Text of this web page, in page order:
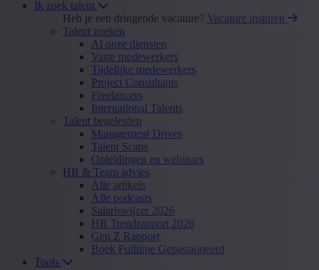
Ik zoek talent
Heb je een dringende vacature? Vacature insturen
Talent zoeken
Al onze diensten
Vaste medewerkers
Tijdelijke medewerkers
Project Consultants
Freelancers
International Talents
Talent begeleiden
Management Drives
Talent Scans
Opleidingen en webinars
HR & Team advies
Alle artikels
Alle podcasts
Salariswijzer 2026
HR Trendrapport 2026
Gen Z Rapport
Boek Fulltime Gepassioneerd
Tools